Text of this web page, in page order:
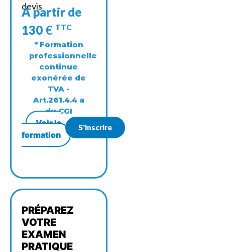
devis
À partir de
130 € TTC
* Formation
professionnelle
continue
exonérée de
TVA -
Art.261.4.4 a
du CGI
Voir la
formation
S'inscrire
PRÉPAREZ
VOTRE
EXAMEN
PRATIQUE